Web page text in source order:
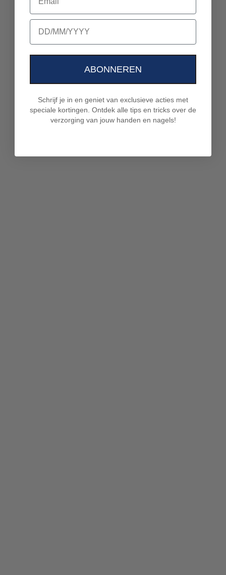
birthday
ABONNEREN
Schrijf je in en geniet van exclusieve acties met
speciale kortingen. Ontdek alle tips en tricks over de
verzorging van jouw handen en nagels!